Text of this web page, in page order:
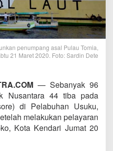
penumpang asal Pulau Tomia,
21 Maret 2020. Foto: Sardin Dete
— Sebanyak 96
Nusantara 44 tiba pada
di Pelabuhan Usuku,
melakukan pelayaran
Kota Kendari Jumat 20